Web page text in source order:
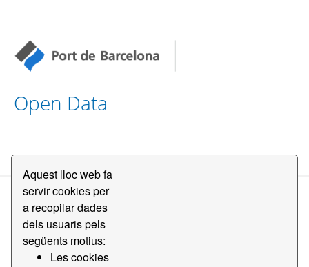
Aquest lloc web fa
servir cookies per
a recopilar dades
dels usuaris pels
següents motius:
Les cookies
Open Data
Conjunts de dades
Ordena per